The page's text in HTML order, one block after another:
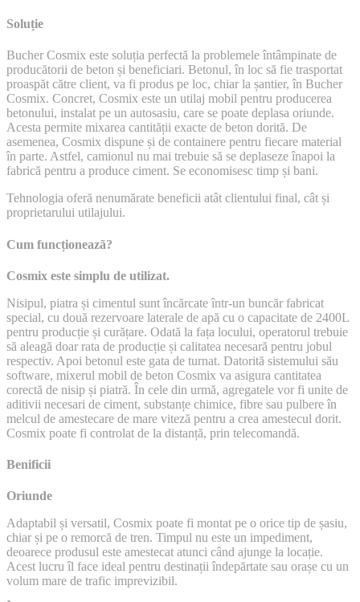
Soluție
Bucher Cosmix este soluția perfectă la problemele întâmpinate de
producătorii de beton și beneficiari. Betonul, în loc să fie trasportat
proaspăt către client, va fi produs pe loc, chiar la șantier, în Bucher
Cosmix. Concret, Cosmix este un utilaj mobil pentru producerea
betonului, instalat pe un autosasiu, care se poate deplasa oriunde.
Acesta permite mixarea cantității exacte de beton dorită. De
asemenea, Cosmix dispune și de containere pentru fiecare material
în parte. Astfel, camionul nu mai trebuie să se deplaseze înapoi la
fabrică pentru a produce ciment. Se economisesc timp și bani.
Tehnologia oferă nenumărate beneficii atât clientului final, cât și
proprietarului utilajului.
Cum funcționeazã?
Cosmix este simplu de utilizat.
Nisipul, piatra și cimentul sunt încărcate într-un buncăr fabricat
special, cu două rezervoare laterale de apă cu o capacitate de 2400L
pentru producție și curățare. Odată la fața locului, operatorul trebuie
să aleagă doar rata de producție și calitatea necesară pentru jobul
respectiv. Apoi betonul este gata de turnat. Datorită sistemului său
software, mixerul mobil de beton Cosmix va asigura cantitatea
corectă de nisip și piatră. În cele din urmă, agregatele vor fi unite de
aditivii necesari de ciment, substanțe chimice, fibre sau pulbere în
melcul de amestecare de mare viteză pentru a crea amestecul dorit.
Cosmix poate fi controlat de la distanță, prin telecomandă.
Benificii
Oriunde
Adaptabil și versatil, Cosmix poate fi montat pe o orice tip de șasiu,
chiar și pe o remorcă de tren. Timpul nu este un impediment,
deoarece produsul este amestecat atunci când ajunge la locație.
Acest lucru îl face ideal pentru destinații îndepărtate sau orașe cu un
volum mare de trafic imprevizibil.